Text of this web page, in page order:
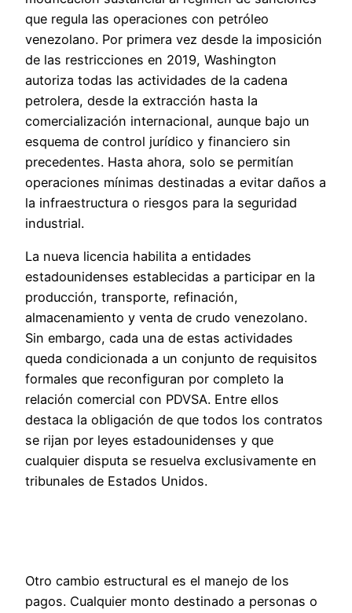
que regula las operaciones con petróleo
venezolano. Por primera vez desde la imposición
de las restricciones en 2019, Washington
autoriza todas las actividades de la cadena
petrolera, desde la extracción hasta la
comercialización internacional, aunque bajo un
esquema de control jurídico y financiero sin
precedentes. Hasta ahora, solo se permitían
operaciones mínimas destinadas a evitar daños a
la infraestructura o riesgos para la seguridad
industrial.
La nueva licencia habilita a entidades
estadounidenses establecidas a participar en la
producción, transporte, refinación,
almacenamiento y venta de crudo venezolano.
Sin embargo, cada una de estas actividades
queda condicionada a un conjunto de requisitos
formales que reconfiguran por completo la
relación comercial con PDVSA. Entre ellos
destaca la obligación de que todos los contratos
se rijan por leyes estadounidenses y que
cualquier disputa se resuelva exclusivamente en
tribunales de Estados Unidos.
Otro cambio estructural es el manejo de los
pagos. Cualquier monto destinado a personas o